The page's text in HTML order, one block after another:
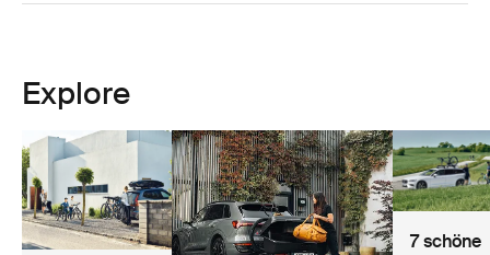
Explore
7 schöne